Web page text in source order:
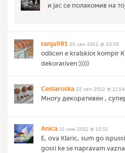
и јас се полакомив на
tanja981 20 сеп 2012 @ 20:58
odlicen e kralskiot kompir
dekorativen:)))))
Ceslaroska 22 сеп 2012 @ 11:54
Многу декоративен ,
Anica 21 ное 2012 @ 12:31
E, ova Klaric, sum go
gosti ke se napravam